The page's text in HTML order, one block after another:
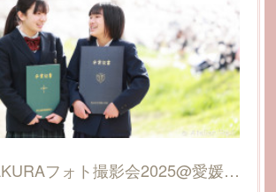
【募集】SAKURAフォト撮影会2025@愛媛県松山市